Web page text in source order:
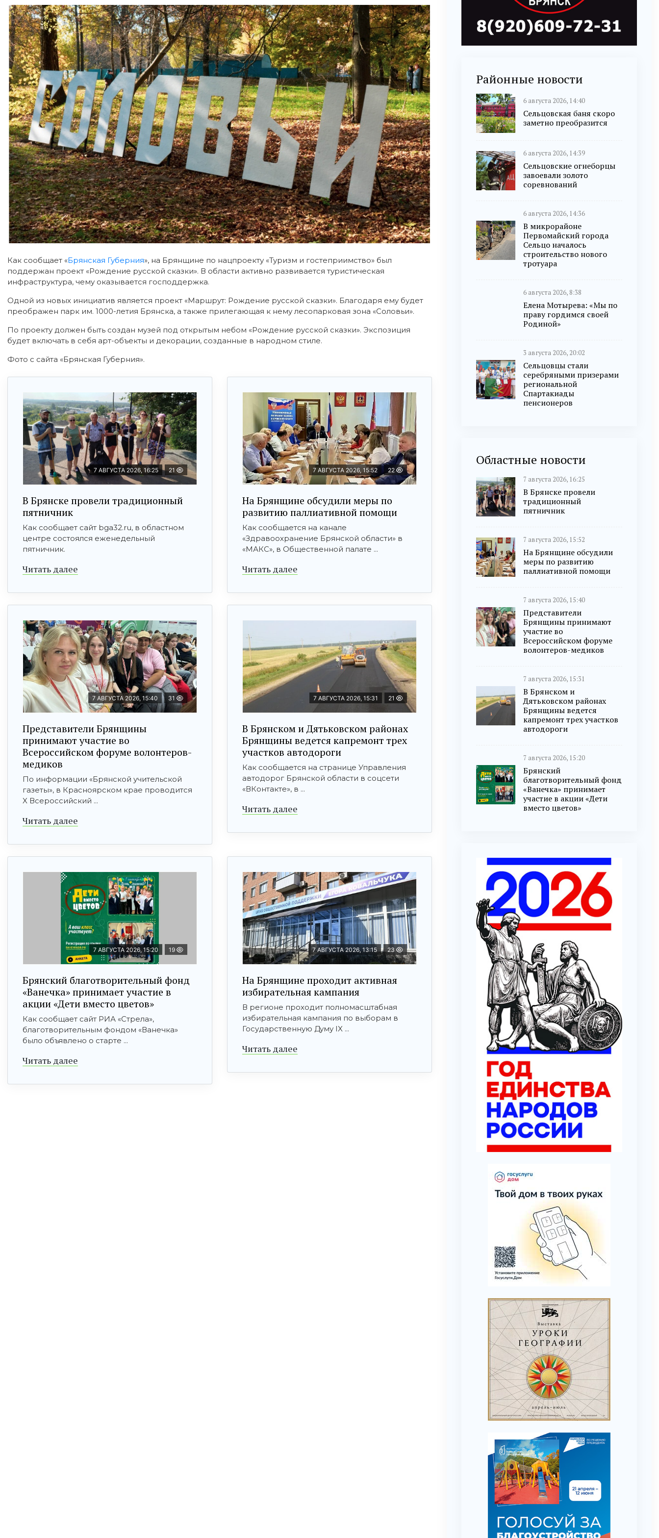
Как сообщает «Брянская Губерния», на Брянщине по нацпроекту «Туризм и гостеприимство» был
поддержан проект «Рождение русской сказки». В области активно развивается туристическая
инфраструктура, чему оказывается господдержка.
Одной из новых инициатив является проект «Маршрут: Рождение русской сказки». Благодаря ему будет
преображен парк им. 1000-летия Брянска, а также прилегающая к нему лесопарковая зона «Соловьи».
По проекту должен быть создан музей под открытым небом «Рождение русской сказки». Экспозиция
будет включать в себя арт-объекты и декорации, созданные в народном стиле.
Фото с сайта «Брянская Губерния».
7 АВГУСТА 2026, 16:25 21
В Брянске провели традиционный
пятничник
Как сообщает сайт bga32.ru, в областном
центре состоялся еженедельный
пятничник.
Читать далее
7 АВГУСТА 2026, 15:52 22
На Брянщине обсудили меры по
развитию паллиативной помощи
Как сообщается на канале
«Здравоохранение Брянской области» в
«МАКС», в Общественной палате ...
Читать далее
7 АВГУСТА 2026, 15:40 31
Представители Брянщины
принимают участие во
Всероссийском форуме волонтеров-
медиков
По информации «Брянской учительской
газеты», в Красноярском крае проводится
X Всероссийский ...
Читать далее
7 АВГУСТА 2026, 15:31 21
В Брянском и Дятьковском районах
Брянщины ведется капремонт трех
участков автодороги
Как сообщается на странице Управления
автодорог Брянской области в соцсети
«ВКонтакте», в ...
Читать далее
7 АВГУСТА 2026, 15:20 19
Брянский благотворительный фонд
«Ванечка» принимает участие в
акции «Дети вместо цветов»
Как сообщает сайт РИА «Стрела»,
благотворительным фондом «Ванечка»
было объявлено о старте ...
Читать далее
7 АВГУСТА 2026, 13:15 23
На Брянщине проходит активная
избирательная кампания
В регионе проходит полномасштабная
избирательная кампания по выборам в
Государственную Думу IX ...
Читать далее
Районные новости
6 августа 2026, 14:40
Сельцовская баня скоро
заметно преобразится
6 августа 2026, 14:39
Сельцовские огнеборцы
завоевали золото
соревнований
6 августа 2026, 14:36
В микрорайоне
Первомайский города
Сельцо началось
строительство нового
тротуара
6 августа 2026, 8:38
Елена Мотырева: «Мы по
праву гордимся своей
Родиной»
3 августа 2026, 20:02
Сельцовцы стали
серебряными призерами
региональной
Спартакиады
пенсионеров
Областные новости
7 августа 2026, 16:25
В Брянске провели
традиционный
пятничник
7 августа 2026, 15:52
На Брянщине обсудили
меры по развитию
паллиативной помощи
7 августа 2026, 15:40
Представители
Брянщины принимают
участие во
Всероссийском форуме
волонтеров-медиков
7 августа 2026, 15:31
В Брянском и
Дятьковском районах
Брянщины ведется
капремонт трех участков
автодороги
7 августа 2026, 15:20
Брянский
благотворительный фонд
«Ванечка» принимает
участие в акции «Дети
вместо цветов»